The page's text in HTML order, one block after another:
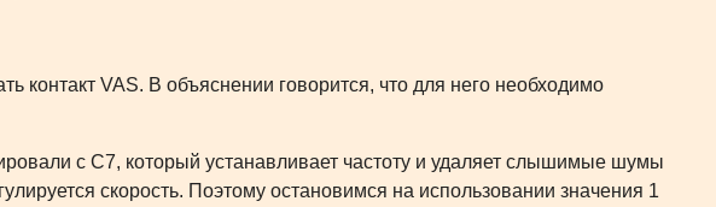
контакт VAS. В объяснении говорится, что для него необходимо
с C7, который устанавливает частоту и удаляет слышимые шумы
скорость. Поэтому остановимся на использовании значения 1